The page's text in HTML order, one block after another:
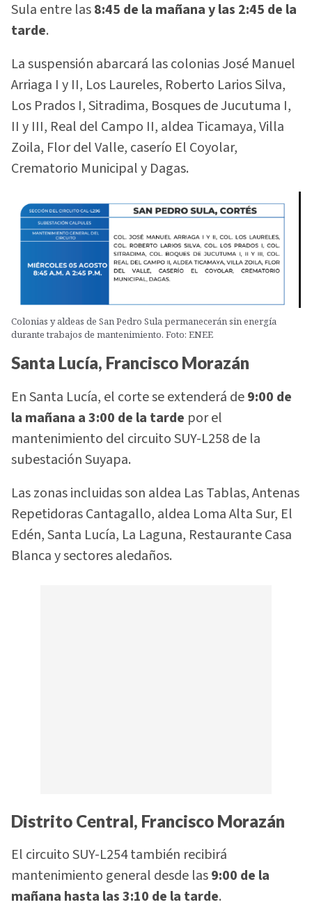
Sula entre las8:45 de la mañana y las 2:45 de la
tarde.
La suspensión abarcará las colonias José Manuel
Arriaga I y II, Los Laureles, Roberto Larios Silva,
Los Prados I, Sitradima, Bosques de Jucutuma I,
II y III, Real del Campo II, aldea Ticamaya, Villa
Zoila, Flor del Valle, caserío El Coyolar,
Crematorio Municipal y Dagas.
Colonias y aldeas de San Pedro Sula permanecerán sin energía
durante trabajos de mantenimiento. Foto: ENEE
Santa Lucía, Francisco Morazán
En Santa Lucía, el corte se extenderá de9:00 de
la mañana a 3:00 de la tarde por el
mantenimiento del circuito SUY-L258 de la
subestación Suyapa.
Las zonas incluidas son aldea Las Tablas, Antenas
Repetidoras Cantagallo, aldea Loma Alta Sur, El
Edén, Santa Lucía, La Laguna, Restaurante Casa
Blanca y sectores aledaños.
Distrito Central, Francisco Morazán
El circuito SUY-L254 también recibirá
mantenimiento general desde las9:00 de la
mañana hasta las 3:10 de la tarde.